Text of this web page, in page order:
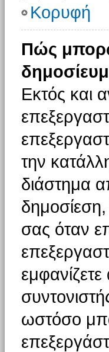
Κορυφή
Πώς
Εκτός και
την
διάστημα
σας όταν
ωστόσο